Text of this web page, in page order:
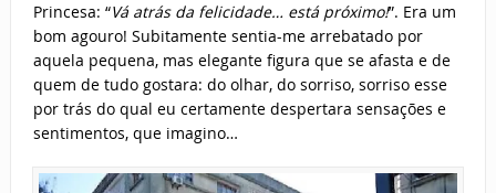
Princesa: “Vá atrás da felicidade… está próximo!”. Era um
bom agouro! Subitamente sentia-me arrebatado por
aquela pequena, mas elegante figura que se afasta e de
quem de tudo gostara: do olhar, do sorriso, sorriso esse
por trás do qual eu certamente despertara sensações e
sentimentos, que imagino…